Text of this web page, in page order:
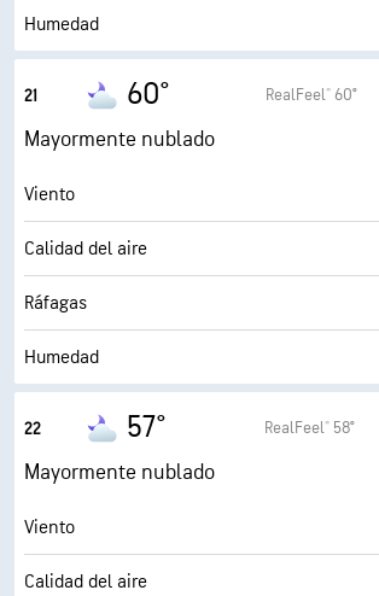
Humedad
Punto de rocío
AccuLumen Brightness Index™
Nubosidad
Visibilidad
Techo de nubes
21 60° RealFeel® 60°
Mayormente nublado
Viento
Calidad del aire
Ráfagas
Humedad
Punto de rocío
AccuLumen Brightness Index™
Nubosidad
Visibilidad
22 57° RealFeel® 58°
Mayormente nublado
Viento
Calidad del aire